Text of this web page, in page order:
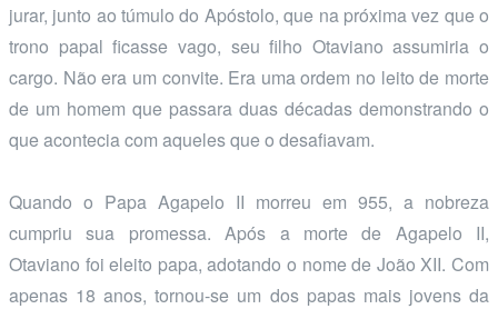
jurar, junto ao túmulo do Apóstolo, que na próxima vez que o
trono papal ficasse vago, seu filho Otaviano assumiria o
cargo. Não era um convite. Era uma ordem no leito de morte
de um homem que passara duas décadas demonstrando o
que acontecia com aqueles que o desafiavam.
Quando o Papa Agapelo II morreu em 955, a nobreza
cumpriu sua promessa. Após a morte de Agapelo II,
Otaviano foi eleito papa, adotando o nome de João XII. Com
apenas 18 anos, tornou-se um dos papas mais jovens da